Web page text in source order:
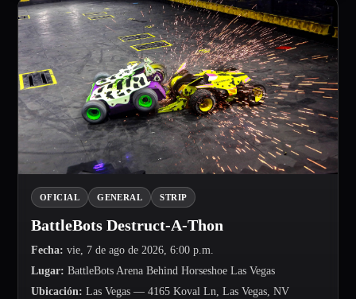
OFICIAL GENERAL STRIP
BattleBots Destruct-A-Thon
Fecha: vie, 7 de ago de 2026, 6:00 p.m.
Lugar: BattleBots Arena Behind Horseshoe Las Vegas
Ubicación: Las Vegas — 4165 Koval Ln, Las Vegas, NV